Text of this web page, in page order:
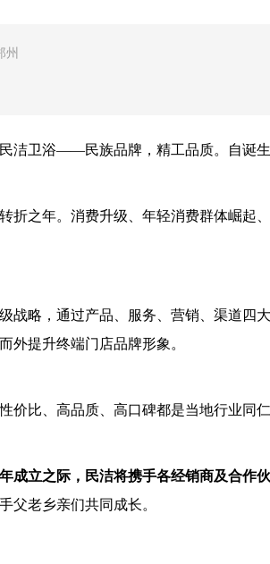
州
洁卫浴——民族品牌，精工品质。自诞
折之年。消费升级、年轻消费群体崛起
战略，通过产品、服务、营销、渠道四
外提升终端门店品牌形象。
价比、高品质、高口碑都是当地行业同
成立之际，民洁将携手各经销商及合
父老乡亲们共同成长。